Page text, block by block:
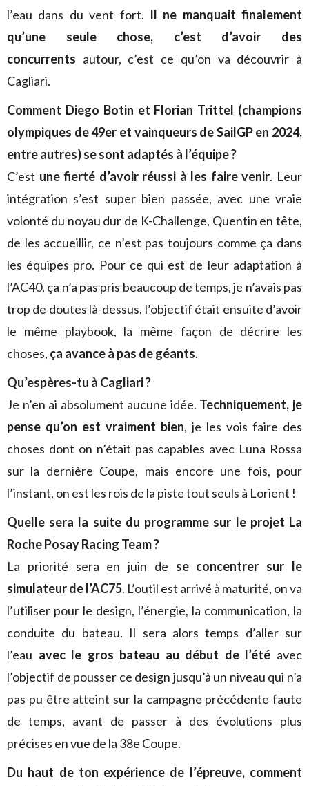
l’eau dans du vent fort. Il ne manquait finalement
qu’une seule chose, c’est d’avoir des
concurrents autour, c’est ce qu’on va découvrir à
Cagliari.
Comment Diego Botin et Florian Trittel (champions
olympiques de 49er et vainqueurs de SailGP en 2024,
entre autres) se sont adaptés à l’équipe ?
C’est une fierté d’avoir réussi à les faire venir. Leur
intégration s’est super bien passée, avec une vraie
volonté du noyau dur de K-Challenge, Quentin en tête,
de les accueillir, ce n’est pas toujours comme ça dans
les équipes pro. Pour ce qui est de leur adaptation à
l’AC40, ça n’a pas pris beaucoup de temps, je n’avais pas
trop de doutes là-dessus, l’objectif était ensuite d’avoir
le même playbook, la même façon de décrire les
choses, ça avance à pas de géants.
Qu’espères-tu à Cagliari ?
Je n’en ai absolument aucune idée. Techniquement, je
pense qu’on est vraiment bien, je les vois faire des
choses dont on n’était pas capables avec Luna Rossa
sur la dernière Coupe, mais encore une fois, pour
l’instant, on est les rois de la piste tout seuls à Lorient !
Quelle sera la suite du programme sur le projet La
Roche Posay Racing Team ?
La priorité sera en juin de se concentrer sur le
simulateur de l’AC75. L’outil est arrivé à maturité, on va
l’utiliser pour le design, l’énergie, la communication, la
conduite du bateau. Il sera alors temps d’aller sur
l’eau avec le gros bateau au début de l’été avec
l’objectif de pousser ce design jusqu’à un niveau qui n’a
pas pu être atteint sur la campagne précédente faute
de temps, avant de passer à des évolutions plus
précises en vue de la 38e Coupe.
Du haut de ton expérience de l’épreuve, comment